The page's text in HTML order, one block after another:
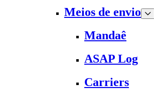
Meios de envio
Mandaê
ASAP Log
Carriers